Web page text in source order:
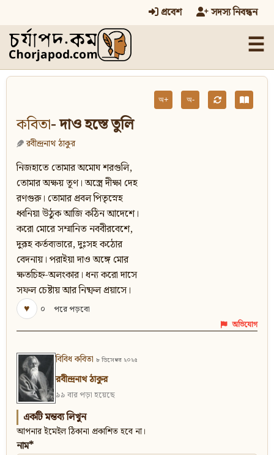
প্রবেশ সদস্য নিবন্ধন
☰
অ+ অ-
কবিতা- দাও হস্তে তুলি
রবীন্দ্রনাথ ঠাকুর
নিজহাতে তোমার অমোঘ শরগুলি,
তোমার অক্ষয় তূণ। অস্ত্রে দীক্ষা দেহ
রণগুরু। তোমার প্রবল পিতৃস্নেহ
ধ্বনিয়া উঠুক আজি কঠিন আদেশে।
করো মোরে সম্মানিত নববীরবেশে,
দুরূহ কর্তব্যভারে, দুঃসহ কঠোর
বেদনায়। পরাইয়া দাও অঙ্গে মোর
ক্ষতচিহ্ন-অলংকার। ধন্য করো দাসে
সফল চেষ্টায় আর নিষ্ফল প্রয়াসে।
♥
০ পরে পড়বো
অভিযোগ
বিবিধ কবিতা ৮ ডিসেম্বর ২০২৫
রবীন্দ্রনাথ ঠাকুর
৯৯ বার পড়া হয়েছে
একটি মন্তব্য লিখুন
আপনার ইমেইল ঠিকানা প্রকাশিত হবে না।
নাম*